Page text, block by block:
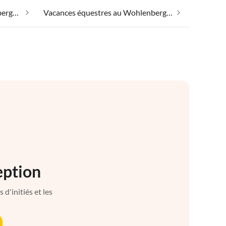
Vacances à la plage au Wohlenberger Wiek Vacances équestres au Wohlenberger Wiek
d'initiés et les